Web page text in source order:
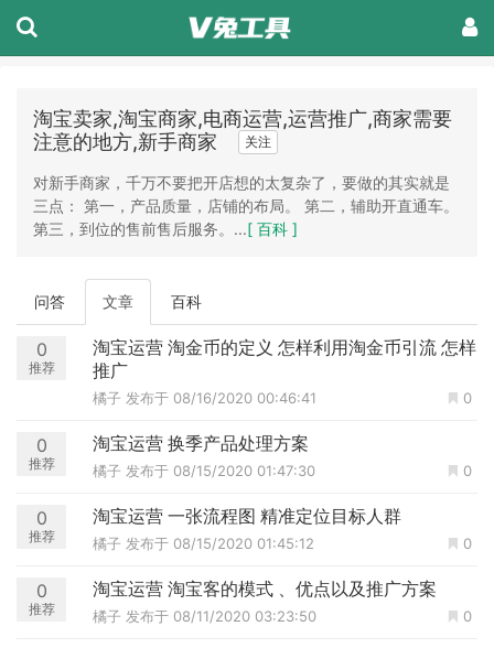
淘宝卖家,淘宝商家,电商运营,运营推广,商家需要
注意的地方,新手商家
关注
对新手商家，千万不要把开店想的太复杂了，要做的其实就是
三点： 第一，产品质量，店铺的布局。 第二，辅助开直通车。
第三，到位的售前售后服务。...[ 百科 ]
问答 文章 百科
0
推荐
淘宝运营 淘金币的定义 怎样利用淘金币引流 怎样
推广
0
橘子 发布于 08/16/2020 00:46:41
0
推荐
淘宝运营 换季产品处理方案
0
橘子 发布于 08/15/2020 01:47:30
0
推荐
淘宝运营 一张流程图 精准定位目标人群
0
橘子 发布于 08/15/2020 01:45:12
0
推荐
淘宝运营 淘宝客的模式 、优点以及推广方案
0
橘子 发布于 08/11/2020 03:23:50